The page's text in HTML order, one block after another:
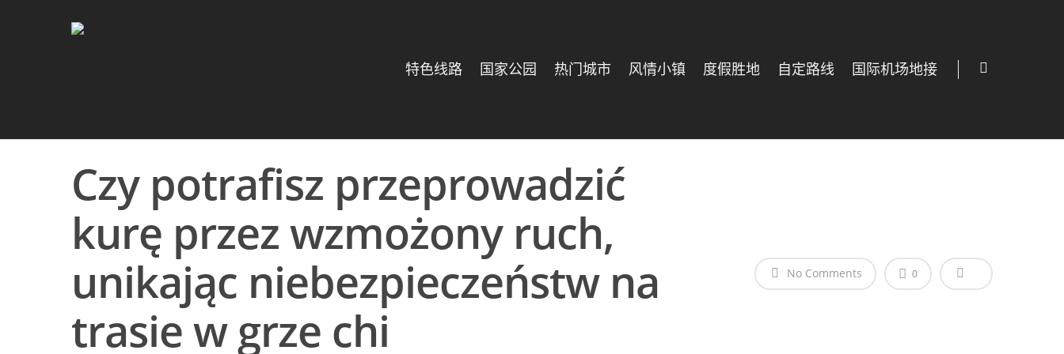
特色线路 国家公园 热门城市 风情小镇 度假胜地 自定路线 国际机场地接
Czy potrafisz przeprowadzić
kurę przez wzmożony ruch,
unikając niebezpieczeństw na
trasie w grze chi
No Comments 0